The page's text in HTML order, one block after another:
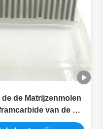
de de Matrijzenmolen
van de de
Metaalbewerkende